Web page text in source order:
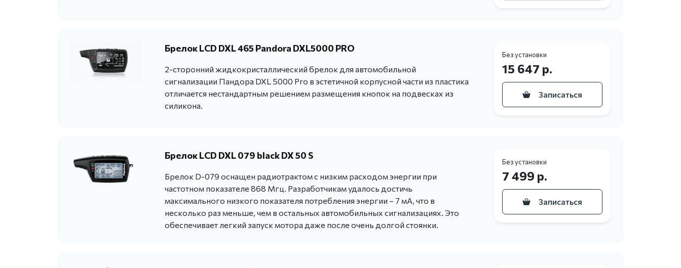
Брелок LCD DXL 465 Pandora DXL5000 PRO
2-сторонний жидкокристаллический брелок для автомобильной
сигнализации Пандора DXL 5000 Pro в эстетичной корпусной части из пластика
отличается нестандартным решением размещения кнопок на подвесках из
силикона.
Без установки
15 647 р.
Записаться
Брелок LCD DXL 079 black DX 50 S
Брелок D-079 оснащен радиотрактом с низким расходом энергии при
частотном показателе 868 Мгц. Разработчикам удалось достичь
максимального низкого показателя потребления энергии – 7 мА, что в
несколько раз меньше, чем в остальных автомобильных сигнализациях. Это
обеспечивает легкий запуск мотора даже после очень долгой стоянки.
Без установки
7 499 р.
Записаться